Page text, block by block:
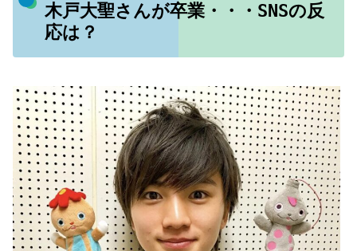
木戸大聖さんが卒業・・・SNSの反
応は？